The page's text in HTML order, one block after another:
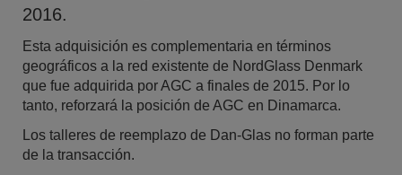
2016.
Esta adquisición es complementaria en términos
geográficos a la red existente de NordGlass Denmark
que fue adquirida por AGC a finales de 2015. Por lo
tanto, reforzará la posición de AGC en Dinamarca.
Los talleres de reemplazo de Dan-Glas no forman parte
de la transacción.